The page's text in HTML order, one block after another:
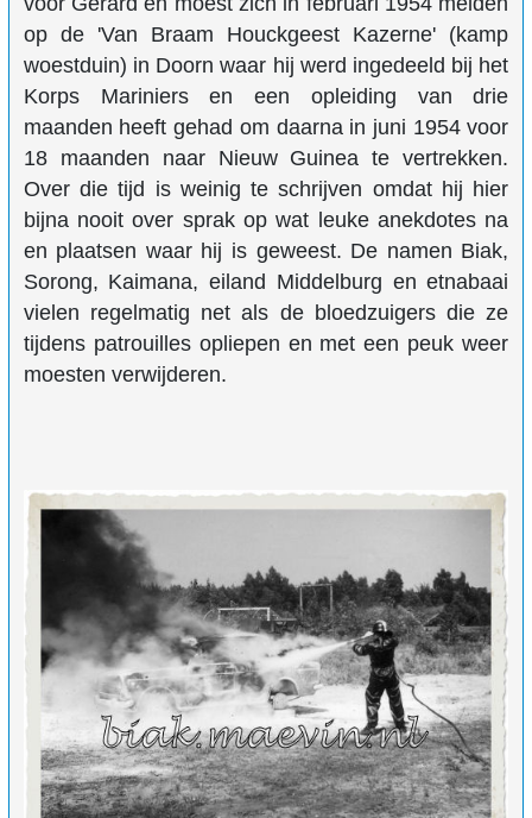
op de 'Van Braam Houckgeest Kazerne' (kamp
woestduin) in Doorn waar hij werd ingedeeld bij het
Korps Mariniers en een opleiding van drie
maanden heeft gehad om daarna in juni 1954 voor
18 maanden naar Nieuw Guinea te vertrekken.
Over die tijd is weinig te schrijven omdat hij hier
bijna nooit over sprak op wat leuke anekdotes na
en plaatsen waar hij is geweest. De namen Biak,
Sorong, Kaimana, eiland Middelburg en etnabaai
vielen regelmatig net als de bloedzuigers die ze
tijdens patrouilles opliepen en met een peuk weer
moesten verwijderen.